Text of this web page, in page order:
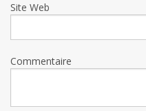
Site Web
Commentaire